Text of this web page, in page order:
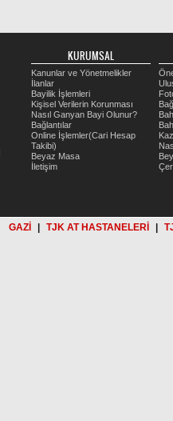
KURUMSAL
Kanunlar ve Yönetmelikler
İlanlar
Bayilik İşlemleri
Kişisel Verilerin Korunması
Nasıl Ganyan Bayi Olunur?
Bağlantılar
Online İşlemler(Cari Hesap
Takibi)
Beyaz Masa
İletişim
GAZİ TJK AT HASTANELERİ